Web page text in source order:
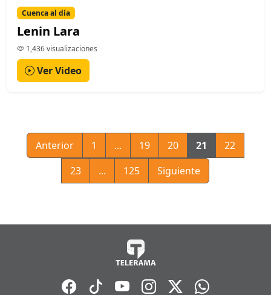
Cuenca al día
Lenin Lara
1,436 visualizaciones
Ver Video
Anterior 1 ... 19 20 21
22
23
... 125 Siguiente